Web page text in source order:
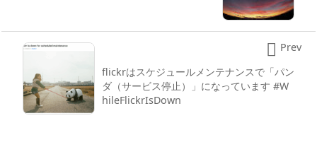
flickrはスケジュールメンテナンスで「パン
ダ（サービス停止）」になっています #W
hileFlickrIsDown
 Prev